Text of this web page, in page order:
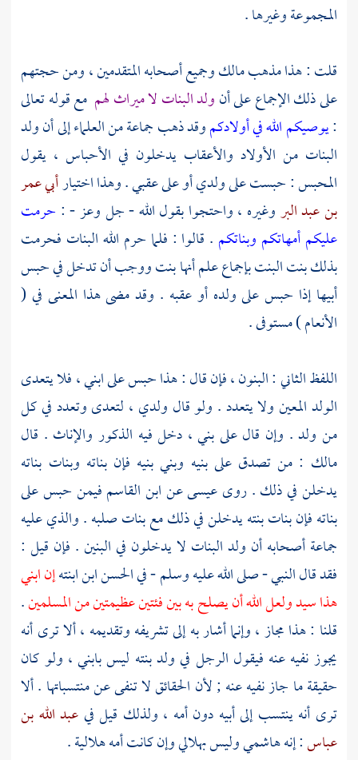
المجموعة وغيرها .
قلت : هذا مذهبمالكوجميع أصحابه المتقدمين ، ومن حجتهم
على ذلك الإجماع على أنولد البنات لا ميراث لهم مع قوله تعالى
:يوصيكم الله في أولادكموقد ذهب جماعة من العلماء إلى أن ولد
البنات من الأولاد والأعقاب يدخلون في الأحباس ، يقول
المحبس : حبست على ولدي أو على عقبي . وهذا اختيارأبي عمر
بن عبد البروغيره ، واحتجوا بقول الله - جل وعز - : حرمت
عليكم أمهاتكم وبناتكم . قالوا : فلما حرم الله البنات فحرمت
بذلك بنت البنت بإجماع علم أنها بنت ووجب أن تدخل في حبس
أبيها إذا حبس على ولده أو عقبه . وقد مضى هذا المعنى في (
الأنعام ) مستوفى .
اللفظ الثاني : البنون ، فإن قال : هذا حبس على ابني ، فلا يتعدى
الولد المعين ولا يتعدد . ولو قال ولدي ، لتعدى وتعدد في كل
من ولد . وإن قال على بني ، دخل فيه الذكور والإناث . قال
مالك : من تصدق على بنيه وبني بنيه فإن بناته وبنات بناته
يدخلن في ذلك . روىعيسىعنابن القاسمفيمن حبس على
بناته فإن بنات بنته يدخلن في ذلك مع بنات صلبه . والذي عليه
جماعة أصحابه أن ولد البنات لا يدخلون في البنين . فإن قيل :
فقد قال النبي - صلى الله عليه وسلم - فيالحسنابن ابنتهإن ابني
هذا سيد ولعل الله أن يصلح به بين فئتين عظيمتين من المسلمين.
قلنا : هذا مجاز ، وإنما أشار به إلى تشريفه وتقديمه ، ألا ترى أنه
يجوز نفيه عنه فيقول الرجل في ولد بنته ليس بابني ، ولو كان
حقيقة ما جاز نفيه عنه ; لأن الحقائق لا تنفى عن منتسباتها . ألا
ترى أنه ينتسب إلى أبيه دون أمه ، ولذلك قيل فيعبد الله بن
عباس: إنه هاشمي وليس بهلالي وإن كانت أمه هلالية .